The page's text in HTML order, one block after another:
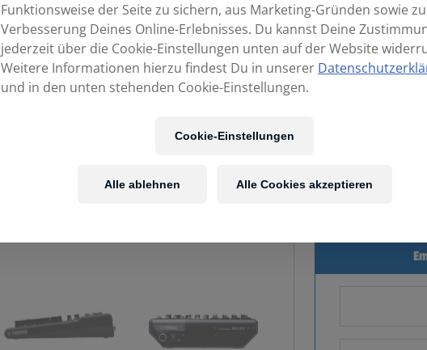
Funktionsweise der Seite zu sichern, aus Marketing-Gründen sowie
Verbesserung Deines Online-Erlebnisses. Du kannst Deine
jederzeit über die Cookie-Einstellungen unten auf der Website
Weitere Informationen hierzu findest Du in unserer
und in den unten stehenden Cookie-Einstellungen.
Cookie-Einstellungen
Alle ablehnen Alle Cookies akzeptieren